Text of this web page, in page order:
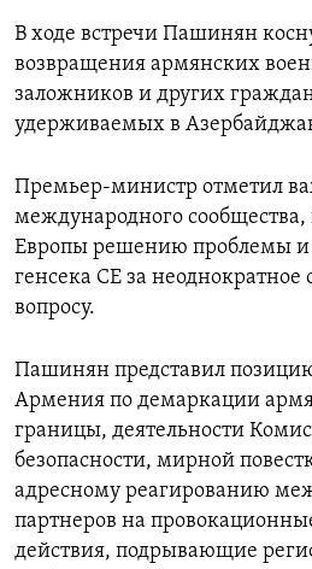
В ходе встречи Пашинян
возвращения армянских
заложников и других
удерживаемых в
Премьер-министр отметил
международного сообщества,
Европы решению проблемы и
генсека СЕ за
вопросу.
Пашинян представил
Армения по демаркации
границы, деятельности
безопасности, мирной
адресному реагированию
партнеров на
действия, подрывающие